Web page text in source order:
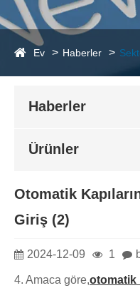
Ev Haberler
Haberler
Ürünler
Otomatik
Giriş (2)
2024-12-09 1
4. Amaca göre,otomatik